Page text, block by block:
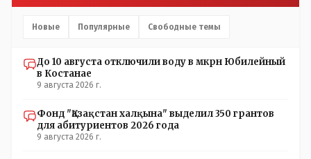
Новые Популярные Свободные темы
До 10 августа отключили воду в мкрн Юбилейный
в Костанае
9 августа 2026 г.
Фонд "Қазақстан халқына" выделил 350 грантов
для абитуриентов 2026 года
9 августа 2026 г.